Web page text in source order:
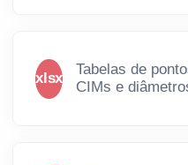
xlsx
Tabelas de
CIMs e